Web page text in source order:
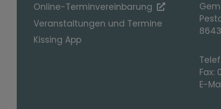
Online-Terminvereinbarung
Veranstaltungen und Termine
Kissing App
Fax:
E-